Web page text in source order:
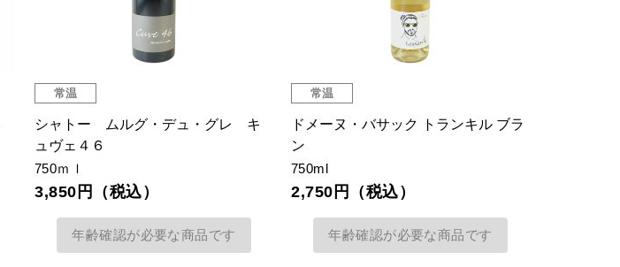
常温
シャトー ムルグ・デュ・グレ キ
ュヴェ４６
750ｍｌ
3,850円（税込）
年齢確認が必要な商品です
常温
ドメーヌ・バサック トランキル ブラ
ン
750ml
2,750円（税込）
年齢確認が必要な商品です